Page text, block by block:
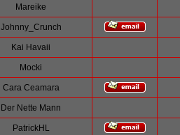
Mareike
Johnny_Crunch
Kai Havaii
Mocki
Cara Ceamara
Der Nette Mann
PatrickHL